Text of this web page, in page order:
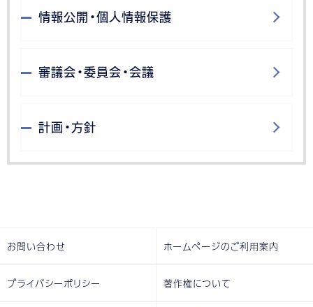
情報公開・個人情報保護
審議会・委員会・会議
計画・方針
お問い合わせ ホームページのご利用案内
プライバシーポリシー 著作権について